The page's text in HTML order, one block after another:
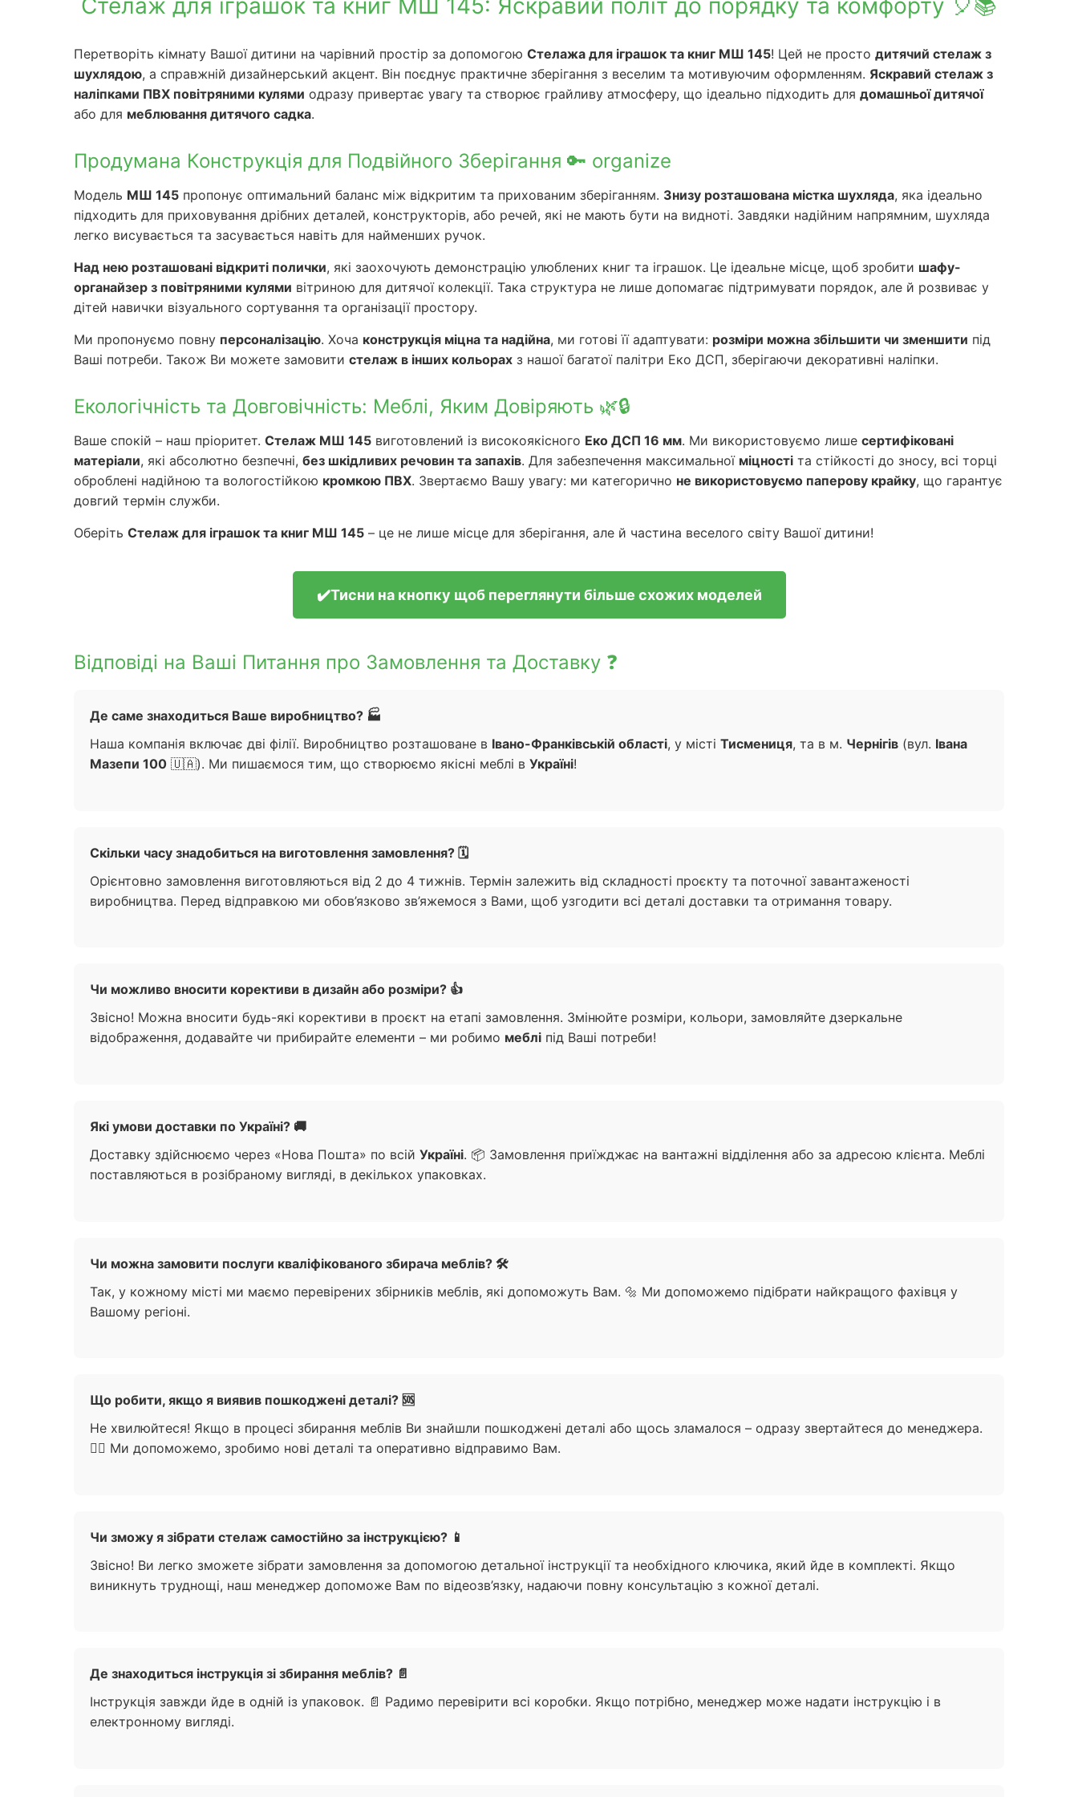
Стелаж для іграшок та книг МШ 145: Яскравий політ до порядку та комфорту 🎈📚
Перетворіть кімнату Вашої дитини на чарівний простір за допомогою Стелажа для іграшок та книг МШ 145! Цей не просто дитячий стелаж з
шухлядою, а справжній дизайнерський акцент. Він поєднує практичне зберігання з веселим та мотивуючим оформленням. Яскравий стелаж з
наліпками ПВХ повітряними кулями одразу привертає увагу та створює грайливу атмосферу, що ідеально підходить для домашньої дитячої
або для меблювання дитячого садка.
Продумана Конструкція для Подвійного Зберігання 🔑 organize
Модель МШ 145 пропонує оптимальний баланс між відкритим та прихованим зберіганням. Знизу розташована містка шухляда, яка ідеально
підходить для приховування дрібних деталей, конструкторів, або речей, які не мають бути на видноті. Завдяки надійним напрямним, шухляда
легко висувається та засувається навіть для найменших ручок.
Над нею розташовані відкриті полички, які заохочують демонстрацію улюблених книг та іграшок. Це ідеальне місце, щоб зробити шафу-
органайзер з повітряними кулями вітриною для дитячої колекції. Така структура не лише допомагає підтримувати порядок, але й розвиває у
дітей навички візуального сортування та організації простору.
Ми пропонуємо повну персоналізацію. Хоча конструкція міцна та надійна, ми готові її адаптувати: розміри можна збільшити чи зменшити під
Ваші потреби. Також Ви можете замовити стелаж в інших кольорах з нашої багатої палітри Еко ДСП, зберігаючи декоративні наліпки.
Екологічність та Довговічність: Меблі, Яким Довіряють 🌿🔒
Ваше спокій – наш пріоритет. Стелаж МШ 145 виготовлений із високоякісного Еко ДСП 16 мм. Ми використовуємо лише сертифіковані
матеріали, які абсолютно безпечні, без шкідливих речовин та запахів. Для забезпечення максимальної міцності та стійкості до зносу, всі торці
оброблені надійною та вологостійкою кромкою ПВХ. Звертаємо Вашу увагу: ми категорично не використовуємо паперову крайку, що гарантує
довгий термін служби.
Оберіть Стелаж для іграшок та книг МШ 145 – це не лише місце для зберігання, але й частина веселого світу Вашої дитини!
✔️Тисни на кнопку щоб переглянути більше схожих моделей
Відповіді на Ваші Питання про Замовлення та Доставку ❓
Де саме знаходиться Ваше виробництво? 🏭
Наша компанія включає дві філії. Виробництво розташоване в Івано-Франківській області, у місті Тисмениця, та в м. Чернігів (вул. Івана
Мазепи 100 🇺🇦). Ми пишаємося тим, що створюємо якісні меблі в Україні!
Скільки часу знадобиться на виготовлення замовлення? 🗓️
Орієнтовно замовлення виготовляються від 2 до 4 тижнів. Термін залежить від складності проєкту та поточної завантаженості
виробництва. Перед відправкою ми обов’язково зв’яжемося з Вами, щоб узгодити всі деталі доставки та отримання товару.
Чи можливо вносити корективи в дизайн або розміри? 👍
Звісно! Можна вносити будь-які корективи в проєкт на етапі замовлення. Змінюйте розміри, кольори, замовляйте дзеркальне
відображення, додавайте чи прибирайте елементи – ми робимо меблі під Ваші потреби!
Які умови доставки по Україні? 🚚
Доставку здійснюємо через «Нова Пошта» по всій Україні. 📦 Замовлення приїжджає на вантажні відділення або за адресою клієнта. Меблі
поставляються в розібраному вигляді, в декількох упаковках.
Чи можна замовити послуги кваліфікованого збирача меблів? 🛠️
Так, у кожному місті ми маємо перевірених збірників меблів, які допоможуть Вам. 🔩 Ми допоможемо підібрати найкращого фахівця у
Вашому регіоні.
Що робити, якщо я виявив пошкоджені деталі? 🆘
Не хвилюйтеся! Якщо в процесі збирання меблів Ви знайшли пошкоджені деталі або щось зламалося – одразу звертайтеся до менеджера.
🙋‍♀️ Ми допоможемо, зробимо нові деталі та оперативно відправимо Вам.
Чи зможу я зібрати стелаж самостійно за інструкцією? 📱
Звісно! Ви легко зможете зібрати замовлення за допомогою детальної інструкції та необхідного ключика, який йде в комплекті. Якщо
виникнуть труднощі, наш менеджер допоможе Вам по відеозв’язку, надаючи повну консультацію з кожної деталі.
Де знаходиться інструкція зі збирання меблів? 📄
Інструкція завжди йде в одній із упаковок. 📄 Радимо перевірити всі коробки. Якщо потрібно, менеджер може надати інструкцію і в
електронному вигляді.